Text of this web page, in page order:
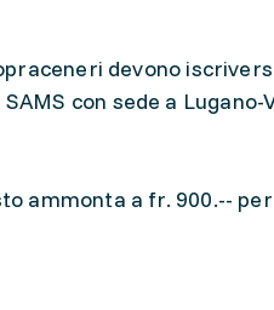
devono
con sede a Lugano-
ammonta a fr. 900.--